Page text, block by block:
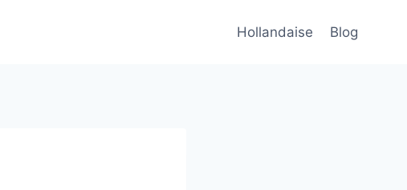
Hollandaise Blog